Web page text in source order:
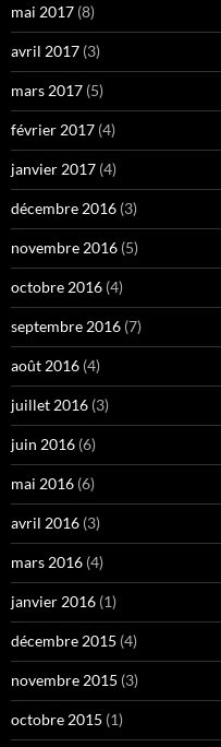
mai 2017 (8)
avril 2017 (3)
mars 2017 (5)
février 2017 (4)
janvier 2017 (4)
décembre 2016 (3)
novembre 2016 (5)
octobre 2016 (4)
septembre 2016 (7)
août 2016 (4)
juillet 2016 (3)
juin 2016 (6)
mai 2016 (6)
avril 2016 (3)
mars 2016 (4)
janvier 2016 (1)
décembre 2015 (4)
novembre 2015 (3)
octobre 2015 (1)